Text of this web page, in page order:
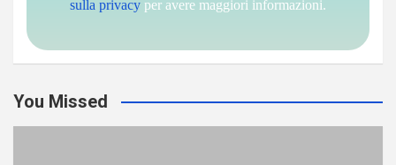
sulla privacy per avere maggiori informazioni.
You Missed